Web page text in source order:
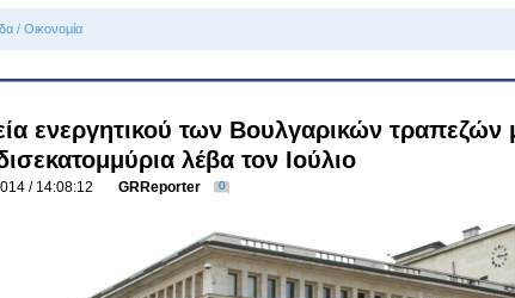
/ Οικονομία
ενεργητικού των Βουλγαρικών τραπεζών
λέβα τον Ιούλιο
/ 14:08:12 GRReporter 0